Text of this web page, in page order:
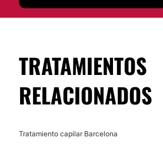
TRATAMIENTOS
RELACIONADOS
Tratamiento capilar Barcelona